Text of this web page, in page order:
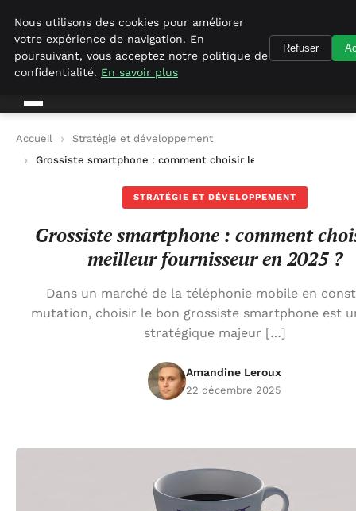
Geekgumbo
Accueil
Stratégie et développement
Grossiste smartphone : comment choisir le meilleur
STRATÉGIE ET DÉVELOPPEMENT
Grossiste smartphone : comment
meilleur fournisseur en 2025 ?
Dans un marché de la téléphonie mobile en
mutation, choisir le bon grossiste smartphone est
stratégique majeur […]
Amandine Leroux
22 décembre 2025
Nous utilisons des cookies pour améliorer
votre expérience de navigation. En
poursuivant, vous acceptez notre politique de
confidentialité. En savoir plus
Refuser